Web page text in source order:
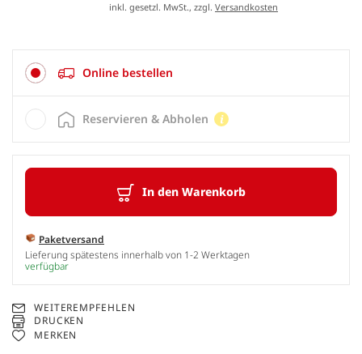
inkl. gesetzl. MwSt., zzgl. Versandkosten
Online bestellen
In den Warenkorb
Paketversand
Lieferung spätestens innerhalb von 1-2 Werktagen
verfügbar
Reservieren & Abholen
WEITEREMPFEHLEN
DRUCKEN
MERKEN